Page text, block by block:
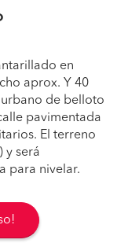
en
aprox. Y 40
de belloto
pavimentada
El terreno
y será
para nivelar.